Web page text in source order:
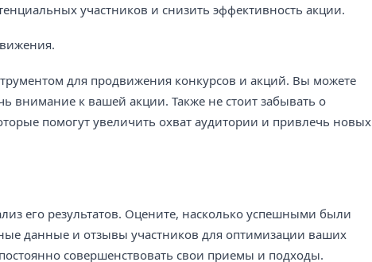
участников и снизить эффективность акции.
для продвижения конкурсов и акций. Вы можете
внимание к вашей акции. Также не стоит забывать о
помогут увеличить охват аудитории и привлечь новых
его результатов. Оцените, насколько успешными были
данные и отзывы участников для оптимизации ваших
совершенствовать свои приемы и подходы.